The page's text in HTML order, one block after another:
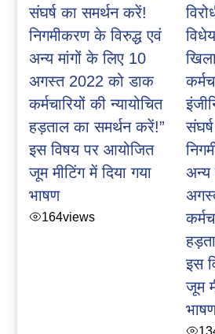
संघर्ष का समर्थन करें!
निगमीकरण के विरुद्ध एवं
अन्य मांगों के लिए 10
अगस्त 2022 को डाक
कर्मचारियों की न्यायोचित
हड़ताल का समर्थन करें!”
इस विषय पर आयोजित
जूम मीटिंग में दिया गया
भाषण
164views
अन्य
इस
जूम